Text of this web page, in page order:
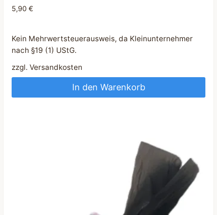
5,90 €
Kein Mehrwertsteuerausweis, da Kleinunternehmer
nach §19 (1) UStG.
zzgl. Versandkosten
In den Warenkorb